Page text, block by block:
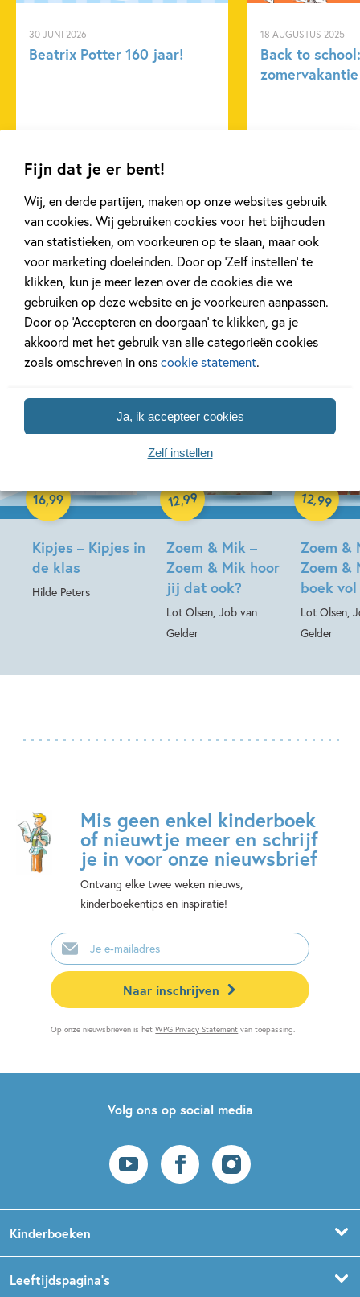
Fijn dat je er bent!
Wij, en derde partijen, maken op onze websites gebruik
van cookies. Wij gebruiken cookies voor het bijhouden
van statistieken, om voorkeuren op te slaan, maar ook
voor marketing doeleinden. Door op ‘Zelf instellen’ te
klikken, kun je meer lezen over de cookies die we
gebruiken op deze website en je voorkeuren aanpassen.
Door op ‘Accepteren en doorgaan’ te klikken, ga je
akkoord met het gebruik van alle categorieën cookies
zoals omschreven in onscookie statement.
Ja, ik accepteer cookies
Zelf instellen
Kaley McKean
30 JUNI 2026
Beatrix Potter 160 jaar!
18 AUGUSTUS 2025
Back to
Bekijk alle artikelen
Bekijk ook eens
Kipjes – Kipjes in
de klas
Hilde Peters
16,99
Zoem & Mik –
Zoem & Mik hoor
jij dat ook?
Lot Olsen, Job van
Gelder
12,99
Hardcover
Zoem &
Zoem &
boek
Lot Olsen,
Gelder
12,99
Hardcover
Mis geen enkel kinderboek
of nieuwtje meer en schrijf
je in voor onze nieuwsbrief
Ontvang elke twee weken nieuws,
kinderboekentips en inspiratie!
E-
mailadres
Naar inschrijven
Op onze nieuwsbrieven is hetWPG Privacy Statement van toepassing.
Volg ons op social media
Kinderboeken
Leeftijdspagina’s